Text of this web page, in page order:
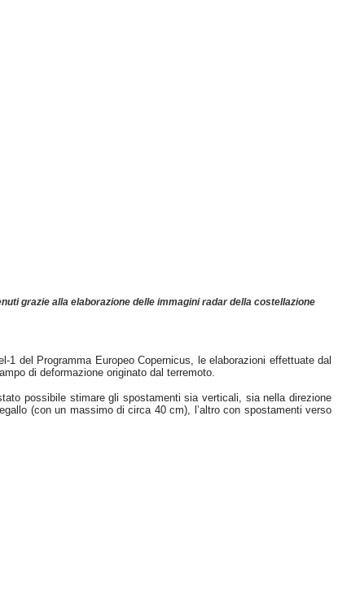
grazie alla elaborazione delle immagini radar della costellazione
del Programma Europeo Copernicus, le elaborazioni effettuate dal
di deformazione originato dal terremoto.
possibile stimare gli spostamenti sia verticali, sia nella direzione
(con un massimo di circa 40 cm), l’altro con spostamenti verso